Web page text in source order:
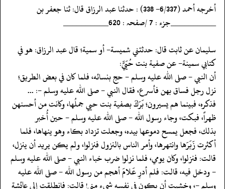
‏‏‏‏أخرجه أحمد (6/337- 338) : حدثنا عبد الرزاق قال: ثنا جعفر بن
‏‏‏‏__________جزء : 7 /صفحہ : 620__________
‏‏‏‏سليمان عن ثابت قال: حدثتني شميسة- أو سمية؛ قال عبد الرزاق: هو في
‏‏‏‏كتابي سمينة- عن صفية بنت حُيَيٍّ:
‏‏‏‏أن النبي - صلى الله عليه وسلم - حج بنسائه، فلما كان في بعض الطريق؛
نزل رجل فساق بهن فأسرع، فقال النبي - صلى الله عليه وسلم -: ...
فذكره، فبينما هم يسيرون؛ بَرَكَ بصفية بنت حيي جملُها، وكانت من أحسنهن
ظهراً، فبكت، وجاء رسول الله - صلى الله عليه وسلم - حين أُخبر
‏‏‏‏بذلك، فجعل يمسح دموعها بيده، وجعلت تزداد بكاء وهو ينهاها، فلما
أكثرت زَبَرَها وانتهرها، وأمر الناس بالنزول فنزلوا، ولم يكن يريد أن ينزل،
قالت: فنزلوا، وكان يومي، فلما نزلوا ضرب خباء النبي - صلى الله عليه وسلم
- ودخل فيه، قالت: فلم أدرِ عَلامَ أهجم من رسول الله - صلى الله عليه
وسلم -، وخشيت أن يكون في نفسه شيء مني! قالت: فانطلقت إلى عائشة